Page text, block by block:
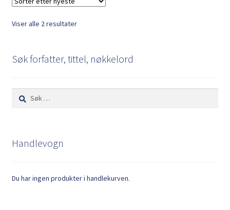
Viser alle 2 resultaterSortert
Søk forfatter, tittel, nøkkelord
Søk
etter:
Handlevogn
Du har ingen produkter i handlekurven.